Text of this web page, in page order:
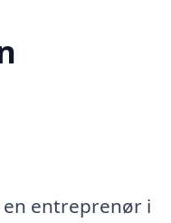
entreprenør i